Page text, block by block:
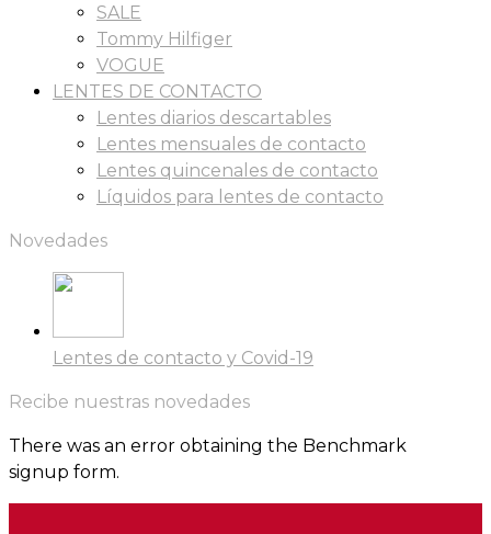
SALE
Tommy Hilfiger
VOGUE
LENTES DE CONTACTO
Lentes diarios descartables
Lentes mensuales de contacto
Lentes quincenales de contacto
Líquidos para lentes de contacto
Novedades
Lentes de contacto y Covid-19
Recibe nuestras novedades
There was an error obtaining the Benchmark
signup form.